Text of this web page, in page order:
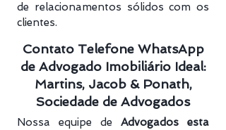
de relacionamentos sólidos com os
clientes.
Contato Telefone WhatsApp
de Advogado Imobiliário Ideal:
Martins, Jacob & Ponath,
Sociedade de Advogados
Nossa equipe de Advogados esta